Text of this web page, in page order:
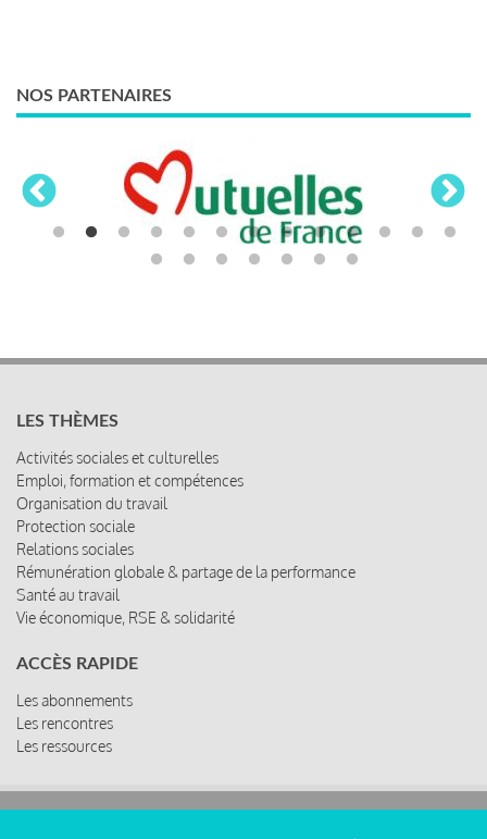
NOS PARTENAIRES
LES THÈMES
Activités sociales et culturelles
Emploi, formation et compétences
Organisation du travail
Protection sociale
Relations sociales
Rémunération globale & partage de la performance
Santé au travail
Vie économique, RSE & solidarité
ACCÈS RAPIDE
Les abonnements
Les rencontres
Les ressources
Cafffeine